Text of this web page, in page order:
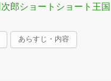
郎ショートショート王国
あらすじ・内容